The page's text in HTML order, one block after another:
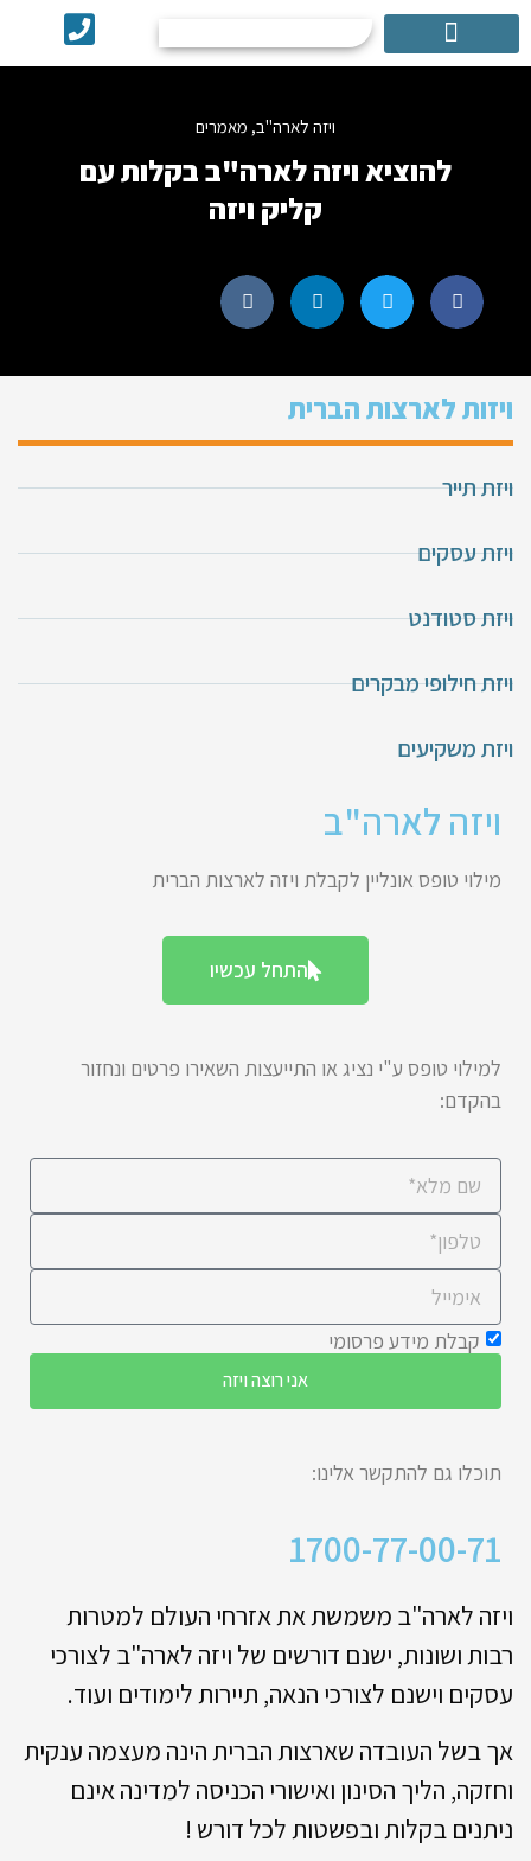
ויזה לארה"ב, מאמרים
להוציא ויזה לארה"ב בקלות עם
קליק ויזה
ויזות לארצות הברית
ויזת תייר
ויזת עסקים
ויזת סטודנט
ויזת חילופי מבקרים
ויזת משקיעים
ויזה לארה"ב
מילוי טופס אונליין לקבלת ויזה לארצות הברית
התחל עכשיו
למילוי טופס ע"י נציג או התייעצות השאירו פרטים ונחזור
בהקדם:
קבלת מידע פרסומי
אני רוצה ויזה
תוכלו גם להתקשר אלינו:
1700-77-00-71
ויזה לארה"ב משמשת את אזרחי העולם למטרות
רבות ושונות, ישנם דורשים של ויזה לארה"ב לצורכי
עסקים וישנם לצורכי הנאה, תיירות לימודים ועוד.
אך בשל העובדה שארצות הברית הינה מעצמה ענקית
וחזקה, הליך הסינון ואישורי הכניסה למדינה אינם
ניתנים בקלות ובפשטות לכל דורש !